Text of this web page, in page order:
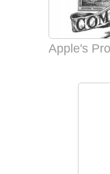
Apple's